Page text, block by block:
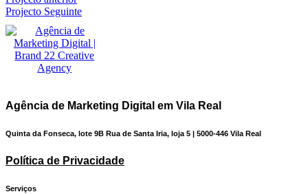
Projecto Seguinte
Agência de Marketing Digital em Vila Real
Quinta da Fonseca, lote 9B Rua de Santa Iria, loja 5 | 5000-446 Vila Real
Política de Privacidade
Serviços